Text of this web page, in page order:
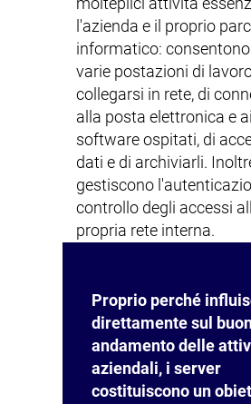
molteplici attività
l'azienda e il proprio
informatico:
varie postazioni di
collegarsi in rete, di
alla posta elettronica e ai
software ospitati, di
dati e di archiviarli.
gestiscono
controllo degli accessi
propria rete interna.
Proprio perché
direttamente sul
andamento delle
aziendali, i server
costituiscono un